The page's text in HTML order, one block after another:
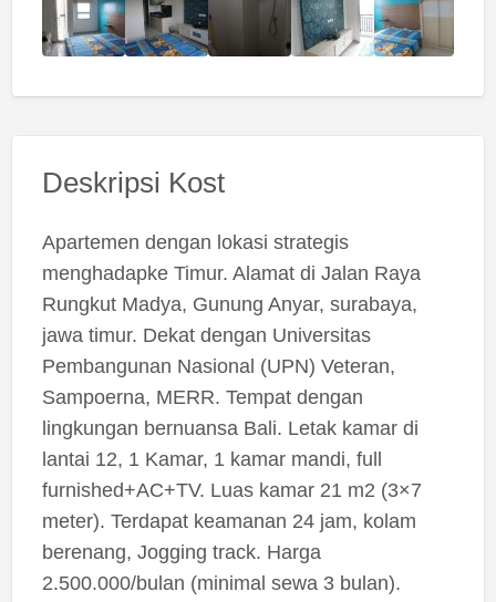
Deskripsi Kost
Apartemen dengan lokasi strategis
menghadapke Timur. Alamat di Jalan Raya
Rungkut Madya, Gunung Anyar, surabaya,
jawa timur. Dekat dengan Universitas
Pembangunan Nasional (UPN) Veteran,
Sampoerna, MERR. Tempat dengan
lingkungan bernuansa Bali. Letak kamar di
lantai 12, 1 Kamar, 1 kamar mandi, full
furnished+AC+TV. Luas kamar 21 m2 (3×7
meter). Terdapat keamanan 24 jam, kolam
berenang, Jogging track. Harga
2.500.000/bulan (minimal sewa 3 bulan).